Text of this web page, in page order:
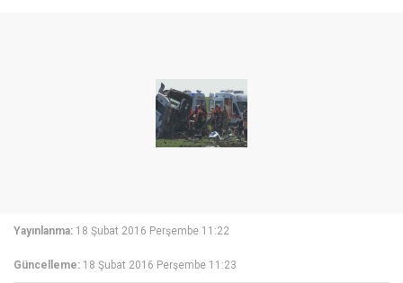
Yayınlanma: 18 Şubat 2016 Perşembe 11:22
Güncelleme: 18 Şubat 2016 Perşembe 11:23